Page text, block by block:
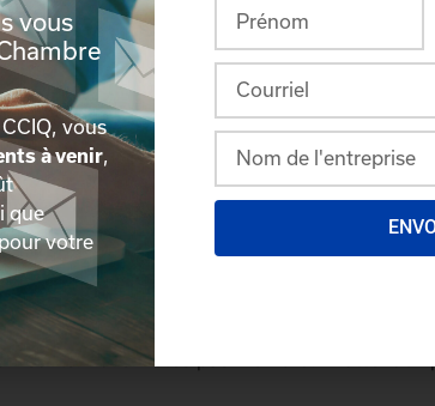
du répertoire via leur espace sécurisé.
Vous n'êtes pas membre?
vous
vous
à venir
que
votre